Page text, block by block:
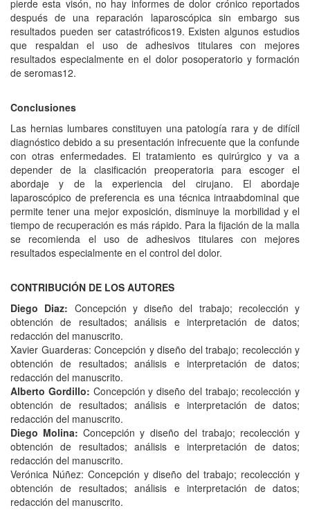
pierde esta visón, no hay informes de dolor crónico reportados
después de una reparación laparoscópica sin embargo sus
resultados pueden ser catastróficos19. Existen algunos estudios
que respaldan el uso de adhesivos titulares con mejores
resultados especialmente en el dolor posoperatorio y formación
de seromas12.
Conclusiones
Las hernias lumbares constituyen una patología rara y de difícil
diagnóstico debido a su presentación infrecuente que la confunde
con otras enfermedades. El tratamiento es quirúrgico y va a
depender de la clasificación preoperatoria para escoger el
abordaje y de la experiencia del cirujano. El abordaje
laparoscópico de preferencia es una técnica intraabdominal que
permite tener una mejor exposición, disminuye la morbilidad y el
tiempo de recuperación es más rápido. Para la fijación de la malla
se recomienda el uso de adhesivos titulares con mejores
resultados especialmente en el control del dolor.
CONTRIBUCIÓN DE LOS AUTORES
Diego Diaz: Concepción y diseño del trabajo; recolección y
obtención de resultados; análisis e interpretación de datos;
redacción del manuscrito.
Xavier Guarderas: Concepción y diseño del trabajo; recolección y
obtención de resultados; análisis e interpretación de datos;
redacción del manuscrito.
Alberto Gordillo: Concepción y diseño del trabajo; recolección y
obtención de resultados; análisis e interpretación de datos;
redacción del manuscrito.
Diego Molina: Concepción y diseño del trabajo; recolección y
obtención de resultados; análisis e interpretación de datos;
redacción del manuscrito.
Verónica Núñez: Concepción y diseño del trabajo; recolección y
obtención de resultados; análisis e interpretación de datos;
redacción del manuscrito.